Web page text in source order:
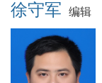
徐守军 编辑